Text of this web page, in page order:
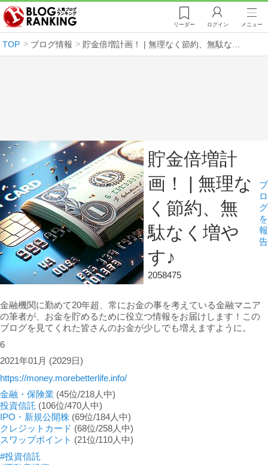
リーダー ログイン メニュー
TOP ブログ情報 貯金倍増計画！ | 無理なく節約、無駄なく増やす♪
貯金倍増計
画！ | 無理な
く節約、無
駄なく増や
す♪
2058475
ブ
ロ
グ
を
報
告
金融機関に勤めて20年超、常にお金の事を考えている金融マニア
の筆者が、お金を貯めるために役立つ情報をお届けします！この
ブログを見てくれた皆さんのお金が少しでも増えますように。
6
2021年01月 (2029日)
https://money.morebetterlife.info/
金融・保険業 (45位/218人中)
投資信託 (106位/470人中)
IPO・新規公開株 (69位/184人中)
クレジットカード (68位/258人中)
スワップポイント (21位/110人中)
#投資信託